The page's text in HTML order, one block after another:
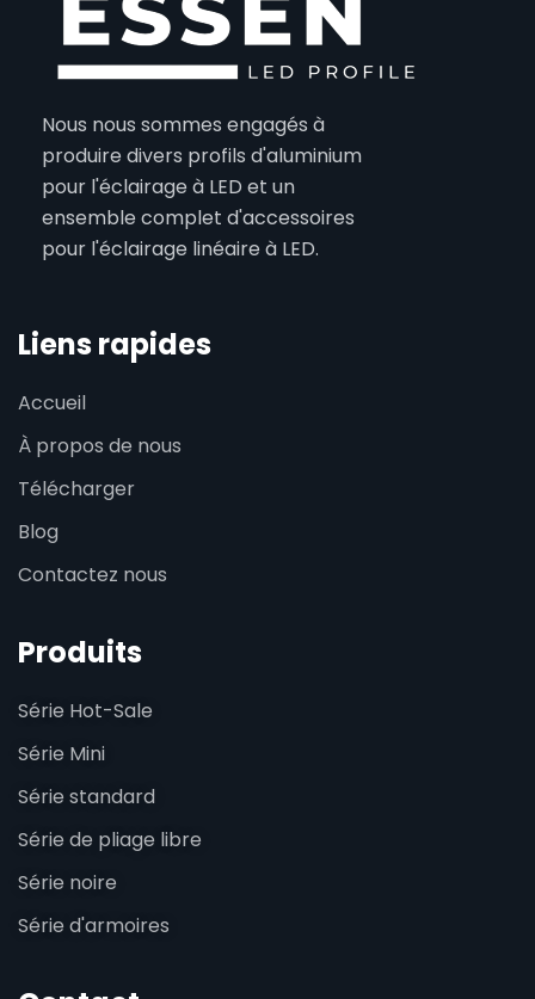
Nous nous sommes engagés à
produire divers profils d'aluminium
pour l'éclairage à LED et un
ensemble complet d'accessoires
pour l'éclairage linéaire à LED.
Liens rapides
Accueil
À propos de nous
Télécharger
Blog
Contactez nous
Produits
Série Hot-Sale
Série Mini
Série standard
Série de pliage libre
Série noire
Série d'armoires